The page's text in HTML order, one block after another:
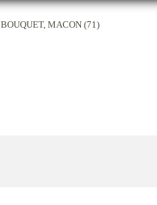
BOUQUET, MACON (71)